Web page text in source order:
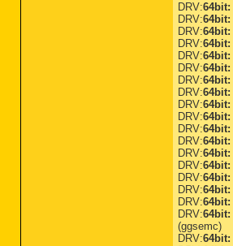
DRV:64bit:
DRV:64bit:
DRV:64bit:
DRV:64bit:
DRV:64bit:
DRV:64bit:
DRV:64bit:
DRV:64bit:
DRV:64bit:
DRV:64bit:
DRV:64bit:
DRV:64bit:
DRV:64bit:
DRV:64bit:
DRV:64bit:
DRV:64bit:
DRV:64bit:
DRV:64bit:
(ggsemc)
DRV:64bit: